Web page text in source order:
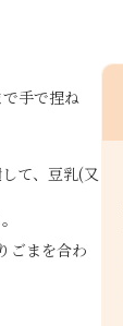
手で捏ね
て、豆乳(又
ごまを合わ